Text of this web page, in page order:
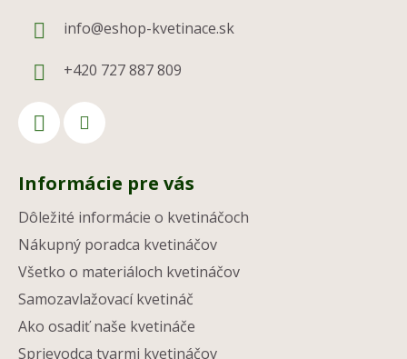
info@eshop-kvetinace.sk
+420 727 887 809
Informácie pre vás
Dôležité informácie o kvetináčoch
Nákupný poradca kvetináčov
Všetko o materiáloch kvetináčov
Samozavlažovací kvetináč
Ako osadiť naše kvetináče
Sprievodca tvarmi kvetináčov